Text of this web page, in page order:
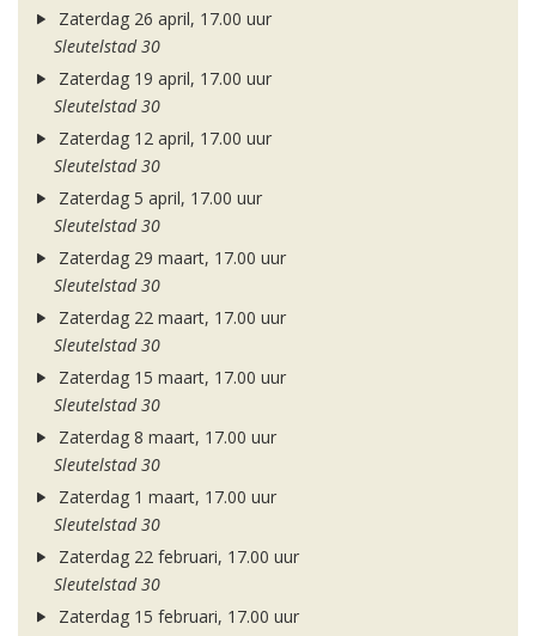
Zaterdag 26 april, 17.00 uur
Sleutelstad 30
Zaterdag 19 april, 17.00 uur
Sleutelstad 30
Zaterdag 12 april, 17.00 uur
Sleutelstad 30
Zaterdag 5 april, 17.00 uur
Sleutelstad 30
Zaterdag 29 maart, 17.00 uur
Sleutelstad 30
Zaterdag 22 maart, 17.00 uur
Sleutelstad 30
Zaterdag 15 maart, 17.00 uur
Sleutelstad 30
Zaterdag 8 maart, 17.00 uur
Sleutelstad 30
Zaterdag 1 maart, 17.00 uur
Sleutelstad 30
Zaterdag 22 februari, 17.00 uur
Sleutelstad 30
Zaterdag 15 februari, 17.00 uur